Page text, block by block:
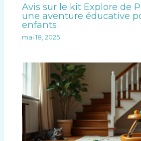
Avis sur le kit Explore de
une aventure éducative
enfants
mai 18, 2025